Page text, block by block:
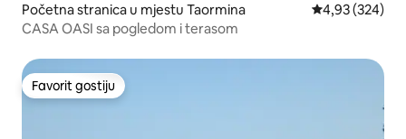
Početna stranica u mjestu Taormina prosječna
4,93 (324)
CASA OASI sa pogledom i terasom
Favorit gostiju
Favorit gostiju